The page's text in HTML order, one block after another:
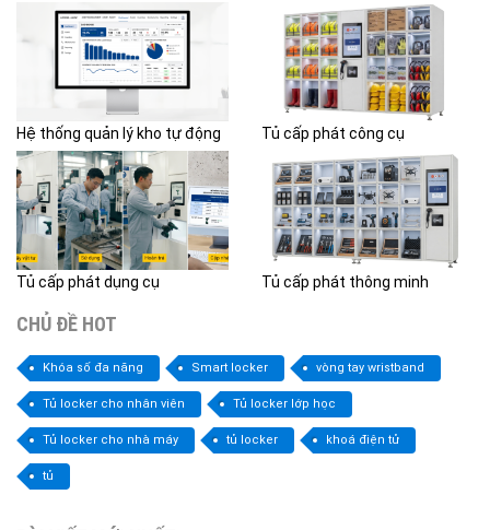
Hệ thống quản lý kho tự động Tủ cấp phát công cụ
Tủ cấp phát dụng cụ Tủ cấp phát thông minh
CHỦ ĐỀ HOT
Khóa số đa năng Smart locker vòng tay wristband
Tủ locker cho nhân viên Tủ locker lớp học
Tủ locker cho nhà máy tủ locker khoá điện tử
tủ